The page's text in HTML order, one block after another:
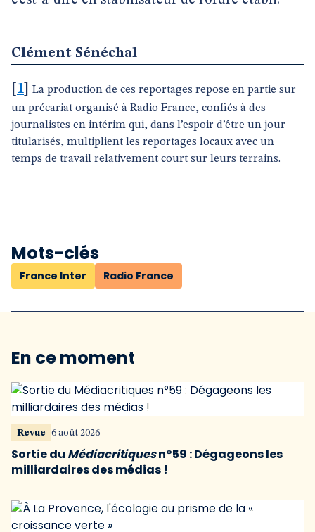
Clément Sénéchal
1
La production de ces reportages repose en partie sur
un précariat organisé à Radio France, confiés à des
journalistes en intérim qui, dans l’espoir d’être un jour
titularisés, multiplient les reportages locaux avec un
temps de travail relativement court sur leurs terrains.
Mots-clés
France Inter Radio France
En ce moment
Revue 6 août 2026
Sortie du Médiacritiquesn°59 : Dégageons les
milliardaires des médias !